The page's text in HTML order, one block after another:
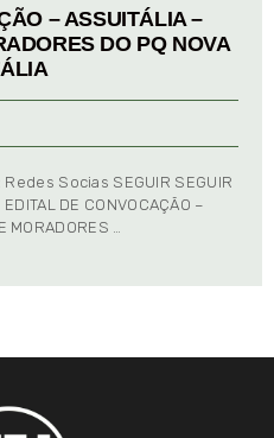
– ASSUITÁLIA –
DO PQ NOVA
Socias SEGUIR SEGUIR
DE CONVOCAÇÃO –
…